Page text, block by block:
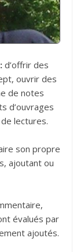
d’offrir des
ouvrir des
de notes
d’ouvrages
lectures.
son propre
ajoutant ou
évalués par
ajoutés.